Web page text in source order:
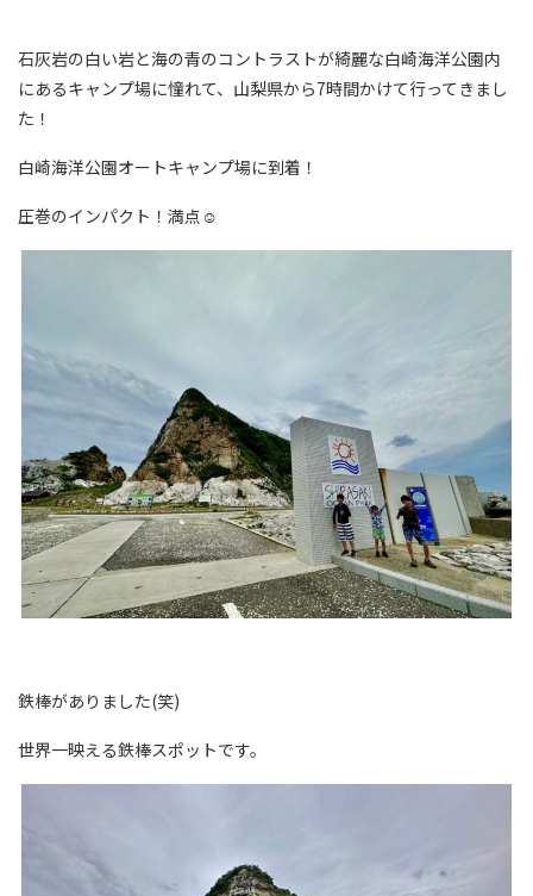
石灰岩の白い岩と海の青のコントラストが綺麗な白崎海洋公園内
にあるキャンプ場に憧れて、山梨県から7時間かけて行ってきまし
た！
白崎海洋公園オートキャンプ場に到着！
圧巻のインパクト！満点☺
鉄棒がありました(笑)
世界一映える鉄棒スポットです。